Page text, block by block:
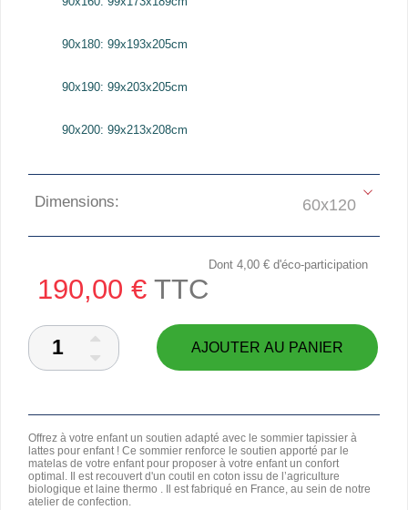
90x180: 99x193x205cm
90x190: 99x203x205cm
90x200: 99x213x208cm
Dimensions:
190,00 € TTC
Dont 4,00 € d'éco-participation
AJOUTER AU PANIER
Offrez à votre enfant un soutien adapté avec le sommier tapissier à
lattes pour enfant ! Ce sommier renforce le soutien apporté par le
matelas de votre enfant pour proposer à votre enfant un confort
optimal . Il est recouvert d'un coutil en coton issu de l’agriculture
biologique et laine thermo . Il est fabriqué en France, au sein de notre
atelier de confection.